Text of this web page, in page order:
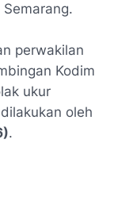
perwakilan
Kodim
ukur
oleh
.